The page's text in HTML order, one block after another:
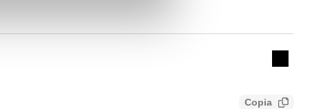
Collapse
Copia